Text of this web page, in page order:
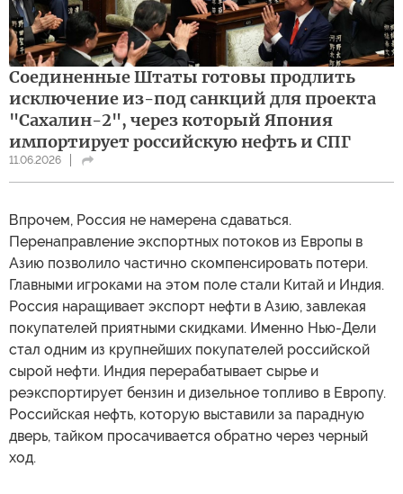
Соединенные Штаты готовы продлить
исключение из-под санкций для проекта
"Сахалин-2", через который Япония
импортирует российскую нефть и СПГ
11.06.2026
Впрочем, Россия не намерена сдаваться.
Перенаправление экспортных потоков из Европы в
Азию позволило частично скомпенсировать потери.
Главными игроками на этом поле стали Китай и Индия.
Россия наращивает экспорт нефти в Азию, завлекая
покупателей приятными скидками. Именно Нью-Дели
стал одним из крупнейших покупателей российской
сырой нефти. Индия перерабатывает сырье и
реэкспортирует бензин и дизельное топливо в Европу.
Российская нефть, которую выставили за парадную
дверь, тайком просачивается обратно через черный
ход.